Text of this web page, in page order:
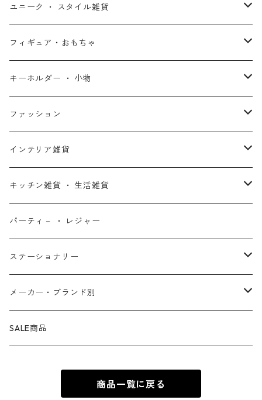
アンソロジー・シリーズ
スターウォーズ・アニメ
スターウォーズ・コラボ
キャプテン・マーベル
ドクター・ストレンジ
ガーディアンズ・オブ・ギャラクシー
アントマン
X-MEN
デッド・プール
ファンタスティック・フォー
ゴーストライダー
パニッシャー
サノス
アラジン
塔の上のラプンツェル
アナと雪の女王
プリンセスと魔法のキス
ムーラン
ズートピア
モアナと伝説の海
ライオンキング
バンビ
ダンボ
ワンダーウーマン
ジョーカー
ハーレイ・クイン
ザ・マペッツ
ひつじのショーン
ピーナッツ / スヌーピー
ミッフィー
セサミストリート
ルーニー・テューンズ
ベアブリック
ワンピース
ドラゴンボール
呪術廻戦
ユニーク ・ スタイル雑貨
北欧・ヨーロッパ雑貨
アメリカン雑貨
ホームパーティー・バーベキュー雑貨
アクセサリー
フィギュア・おもちゃ
スタチュー ・ フィギュア
ぬいぐるみ ・ プラッシュドール
コインバンク ・ 貯金箱
おもちゃ・パズル
コミック・絵本
キーホルダー ・ 小物
ステッカー ・ シール
ストラップ
キーホルダー
ワッペン
マスコット
ピンズ ・ ピンバッジ
缶バッジ ・ 缶ケース
ファッション
ウェア
ポーチ ・ バッグ
財布 ・ ウォレット
アクセサリー
ネックレス
スニーカー ・ ソックス
ファッション雑貨
インテリア雑貨
ウォールアート
ポスター ・ デコレーション
ファブリック
キャンドル・ライト
ウォータードーム
キッチン雑貨 ・ 生活雑貨
キッチングッズ
マグカップ ・ グラス ・ タンブラー
お皿 ・ プレート ・ ボウル
ボトルホルダー・オープナー
生活雑貨
ドアマット
タオル・バスマット
パーティ－ ・ レジャー
ステーショナリー
シャープペン・ボールペン
ペンケース
メーカー・ブランド別
BB Designs
SALE商品
商品一覧に戻る